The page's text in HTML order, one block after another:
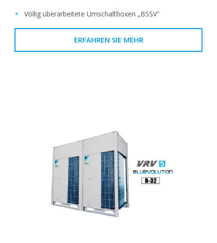
Völlig überarbeitete Umschaltboxen „BSSV“
ERFAHREN SIE MEHR